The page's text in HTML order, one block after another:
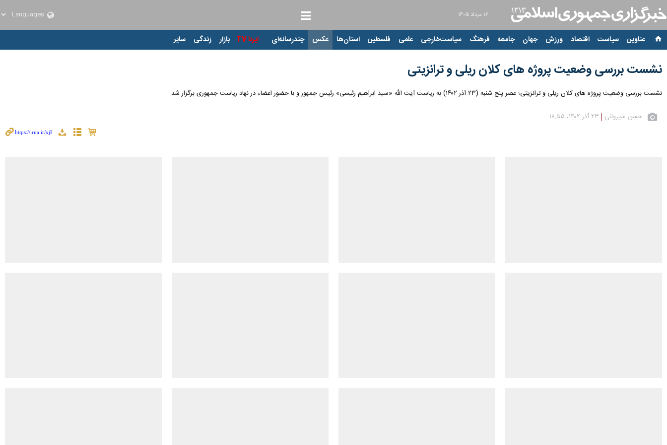
۱۶ مرداد ۱۴۰۵
عناوین‌ سیاست اقتصاد ورزش جهان جامعه فرهنگ سیاست‌خارجی علمی فلسطین استان‌ها عکس چندرسانه‌ای ایرنا TV بازار زندگی سایر
نشست بررسی وضعیت پروژه های کلان ریلی و ترانزیتی
نشست بررسی وضعیت پروژه های کلان ریلی و ترانزیتی؛ عصر پنج شنبه (۲۳ آذر ۱۴۰۲) به ریاست آیت الله «سید ابراهیم رئیسی» رئیس جمهور و با حضور اعضاء در نهاد ریاست جمهوری برگزار شد.
حسن شیروانی ۲۳ آذر ۱۴۰۲، ۱۸:۵۵